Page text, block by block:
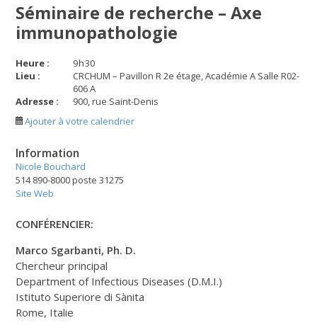
Séminaire de recherche – Axe
immunopathologie
Heure : 9h30
Lieu :
CRCHUM – Pavillon R 2e étage, Académie A Salle R02-
606 A
Adresse :
900, rue Saint-Denis
Ajouter à votre calendrier
Information
Nicole Bouchard
514 890-8000 poste 31275
Site Web
CONFÉRENCIER:
Marco Sgarbanti, Ph. D.
Chercheur principal
Department of Infectious Diseases (D.M.I.)
Istituto Superiore di Sànita
Rome, Italie